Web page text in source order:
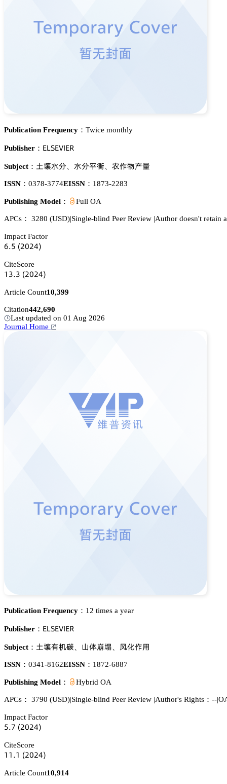
Publication Frequency： Twice monthly
Publisher： 乊欄偌乊妯喊乊葤
Subject： 浰梊懎湿 懎湿恡唔 軠傒醑揇䪆
ISSN： 0378-3774EISSN： 1873-2283
Publishing Model： Full OA
APCs： 3280 (USD)|Single-blind Peer Review |Author doesn't retain
Impact Factor
炆.逦 (缗蔡缗鋺)
CiteScore
声杚.杚 (缗蔡缗鋺)
Article Count10,399
Citation442,690
Last updated on 01 Aug 2026
Journal Home
Publication Frequency： 12 times a year
Publisher： 乊欄偌乊妯喊乊葤
Subject： 浰梊犲诜崜、 咭俷柨䕥、 祧仃傒懟
ISSN： 0341-8162EISSN： 1872-6887
Publishing Model： Hybrid OA
APCs： 3790 (USD)|Single-blind Peer Review |Author's Rights：--|
Impact Factor
逦.篫 (缗蔡缗鋺)
CiteScore
声声.声 (缗蔡缗鋺)
Article Count10,914